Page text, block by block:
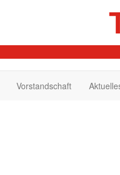
Vorstandschaft